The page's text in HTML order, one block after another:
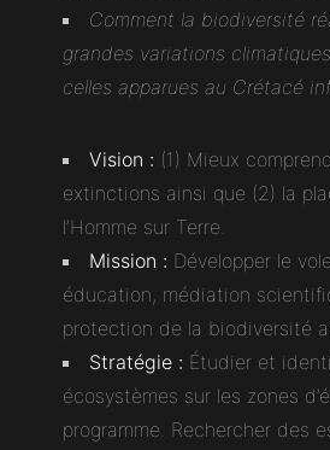
Comment la biodiversité
grandes variations
celles apparues au Crétacé
Vision : (1) Mieux
extinctions ainsi que (2) la
l’Homme sur Terre.
Mission : Développer le
éducation, médiation
protection de la biodiversité
Stratégie : Étudier et
écosystèmes sur les zones
programme. Rechercher des